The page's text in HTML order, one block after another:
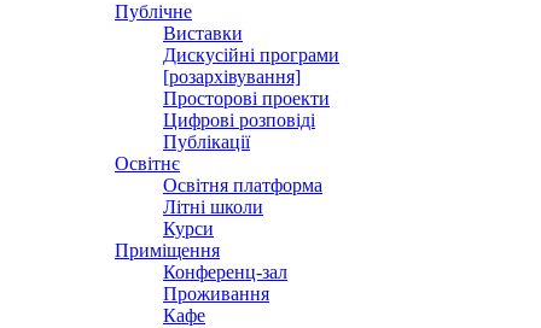
Публічне
Виставки
Дискусійні програми
[розархівування]
Просторові проекти
Цифрові розповіді
Публікації
Освітнє
Освітня платформа
Літні школи
Курси
Приміщення
Конференц-зал
Проживання
Кафе